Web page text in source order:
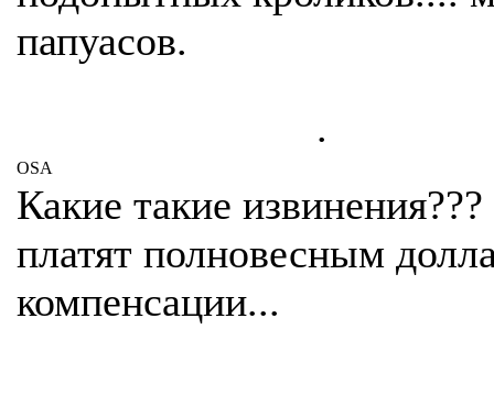
папуасов.
.
OSA
Какие такие
платят полновесным
компенсации...